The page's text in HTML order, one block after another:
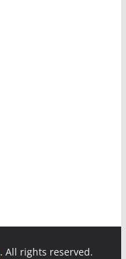
. All rights reserved.